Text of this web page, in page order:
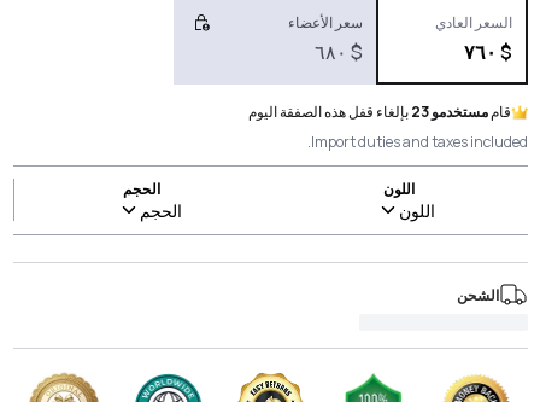
السعر العادي
$ ٧٦٠
سعر الأعضاء
$ ٦٨٠
قاممستخدمو 23
بإلغاء قفل هذه الصفقة اليوم
Import duties and taxes included.
اللون
اللون
الحجم
الحجم
الشحن